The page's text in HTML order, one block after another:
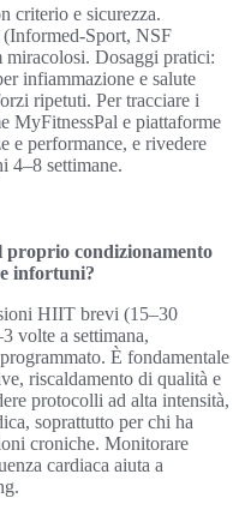
criterio e sicurezza.
Sport, NSF
Dosaggi pratici:
infiammazione e salute
ripetuti. Per tracciare i
MyFitnessPal e piattaforme
e performance, e rivedere
4–8 settimane.
condizionamento
infortuni?
HIIT brevi (15–30
volte a settimana,
È fondamentale
riscaldamento di qualità e
protocolli ad alta intensità,
soprattutto per chi ha
croniche. Monitorare
cardiaca aiuta a